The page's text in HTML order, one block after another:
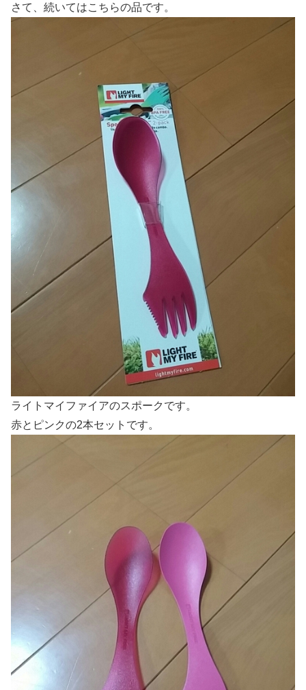
さて、続いてはこちらの品です。
ライトマイファイアのスポークです。
赤とピンクの2本セットです。